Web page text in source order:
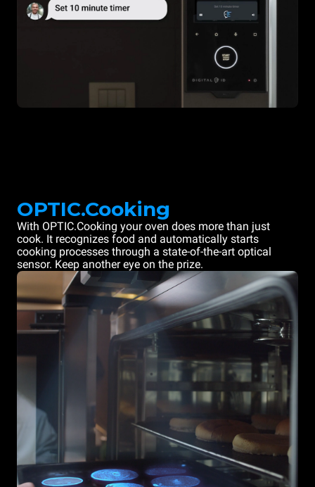
OPTIC.Cooking
With OPTIC.Cooking your oven does more than just
cook. It recognizes food and automatically starts
cooking processes through a state-of-the-art optical
sensor. Keep another eye on the prize.